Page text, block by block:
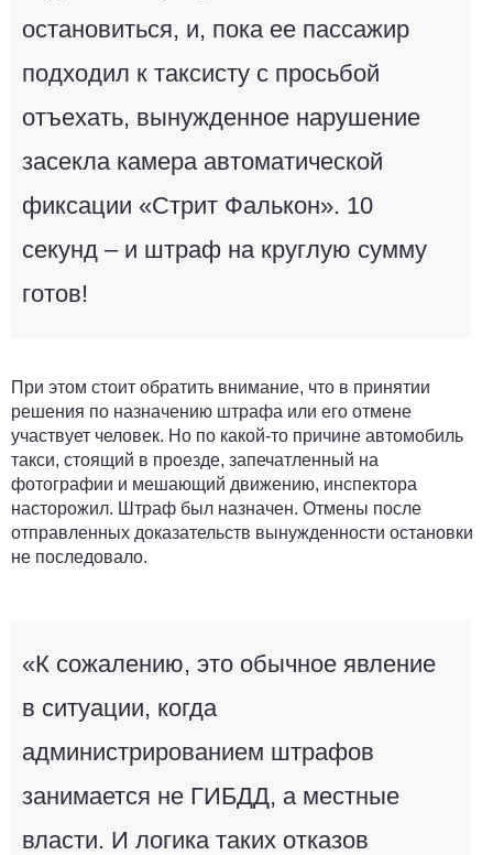
остановиться, и, пока ее пассажир
подходил к таксисту с просьбой
отъехать, вынужденное нарушение
засекла камера автоматической
фиксации «Стрит Фалькон». 10
секунд – и штраф на круглую сумму
готов!
При этом стоит обратить внимание, что в принятии
решения по назначению штрафа или его отмене
участвует человек. Но по какой-то причине автомобиль
такси, стоящий в проезде, запечатленный на
фотографии и мешающий движению, инспектора
насторожил. Штраф был назначен. Отмены после
отправленных доказательств вынужденности остановки
не последовало.
«К сожалению, это обычное явление
в ситуации, когда
администрированием штрафов
занимается не ГИБДД, а местные
власти. И логика таких отказов